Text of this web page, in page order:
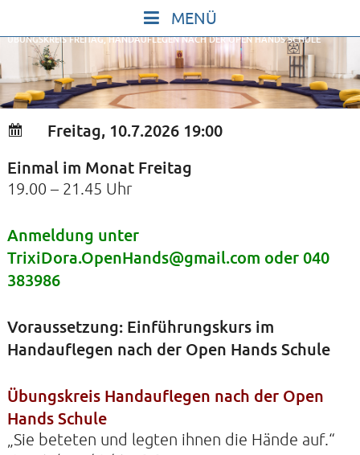
content
START
IN STILLE SEIN
SINGEN UND SCHWEIGEN
BEWEGEN UND TANZEN
GOTT UND DAS LEBEN FEIERN
HEILKRAFT DES KÖRPERS
STILLE UND SPIEL FÜR KINDER UND
JUGENDLICHE
VORTRÄGE
ALLE TERMINE
KONTAKTE
ÜBUNGSKREIS FREITAG, HANDAUFLEGEN NACH DER OPEN HANDS SCHULE
Freitag, 10.7.2026 19:00
Einmal im Monat Freitag
19.00 – 21.45 Uhr
Anmeldung unter
TrixiDora.OpenHands@gmail.com oder 040
383986
Voraussetzung: Einführungskurs im
Handauflegen nach der Open Hands Schule
Übungskreis Handauflegen nach der Open
Hands Schule
„Sie beteten und legten ihnen die Hände auf.“